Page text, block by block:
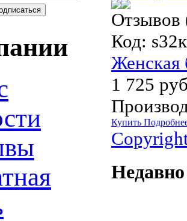
Отзывов
Код: s32к
Женская
1 725
Купить